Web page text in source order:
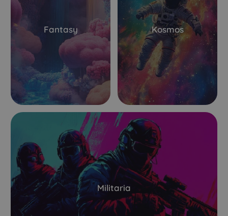
Fantasy Kosmos
Militaria